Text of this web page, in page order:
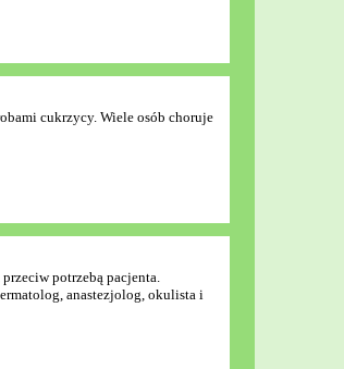
cukrzycy. Wiele osób choruje
potrzebą pacjenta.
anastezjolog, okulista i